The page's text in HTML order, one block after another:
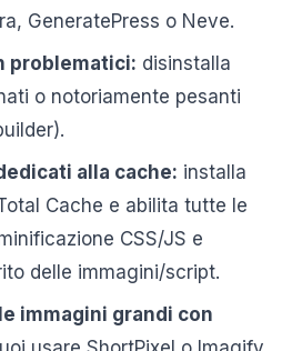
GeneratePress o Neve.
problematici: disinstalla
o notoriamente pesanti
alla cache: installa
Cache e abilita tutte le
CSS/JS e
delle immagini/script.
immagini grandi con